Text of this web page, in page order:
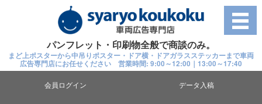
パンフレット・印刷物全般で商談のみ。
まど上ポスターから中吊りポスター・ドア横・ドアガラスステッカーまで車両
広告専門店にお任せください 営業時間: 9:00～12:00｜13:00～17:40
会員ログイン データ入稿